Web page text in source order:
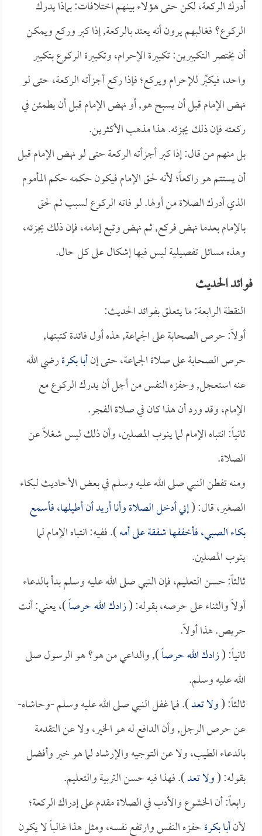
أدرك الركعة، لكن حتى هؤلاء بينهم اختلافات: بماذا يدرك
الركوع؟ فغالبهم يرون أنه يعتد بالركعة, إذا كبر وركع ويمكن
أن يختصر التكبيرين: تكبيرة الإحرام، وتكبيرة الركوع بتكبير
واحد، فيكبِّر للإحرام ويركع؛ فإذا ركع أجزأته الركعة، حتى لو
نهض الإمام قبل أن يسبح هو, أو نهض الإمام قبل أن يطمئن في
ركعته فإن ذلك يجزئه. هذا مذهب الأكثرين.
بل منهم من قال: إذا كبر أجزأته الركعة حتى لو نهض الإمام قبل
أن يستتم هو راكعاً؛ لأنه لحق الإمام فيكون حكمه حكم المأموم
الذي أدرك الصلاة من أولها. لو فاته الركوع لسبب ثم لحق
بالإمام بعدما نهض فركع, ثم نهض وتبع إمامه، فإن ذلك يجزئه،
وهذه مسائل تفصيلية ليس فيها إشكال على كل حال.
فوائد الحديث
النقطة الرابعة: ما يتعلق بفوائد الحديث:
أولاً: حرص الصحابة على الجماعة, هذه أول فائدة كتبتها,
حرص الصحابة على صلاة الجماعة، حتى إنأبا بكرةرضي الله
عنه استعجل, وحفزه النفس من أجل أن يدرك الركوع مع
الإمام، وقد ورد أن هذا كان في صلاة الفجر.
ثانياً: انتباه الإمام لما ينوب المصلين، وأن ذلك ليس شغلاً عن
الصلاة.
ومنه تفطن النبي صلى الله عليه وسلم في بعض الأحاديث لبكاء
الصغير، قال: (إني أدخل الصلاة وأنا أريد أن أطيلها، فأسمع
بكاء الصبي، فأخففها شفقة على أمه). ففيه: انتباه الإمام لما
ينوب المصلين.
ثالثاً: حسن التعليم، فإن النبي صلى الله عليه وسلم بدأ بالدعاء
أولاً والثناء على حرصه، بقوله: (زادك الله حرصاً)، يعني: أنت
حريص. هذا أولاً.
ثانياً: (زادك الله حرصاً), والداعي من هو؟ هو الرسول صلى
الله عليه وسلم.
ثالثاً: (ولا تعد). فما غفل النبي صلى الله عليه وسلم -وحاشاه-
عن حرص الرجل, وأن الدافع له هو الخير، ولا عن التقدمة
بالدعاء الطيب، ولا عن التوجيه والإرشاد لما هو خير وأفضل
بقوله: (ولا تعد). فهذا فيه حسن التربية والتعليم.
رابعاً: أن الخشوع والأدب في الصلاة مقدم على إدراك الركعة؛
لأنأبا بكرةحفزه النفس وارتفع نفسه، ومثل هذا غالباً لا يكون